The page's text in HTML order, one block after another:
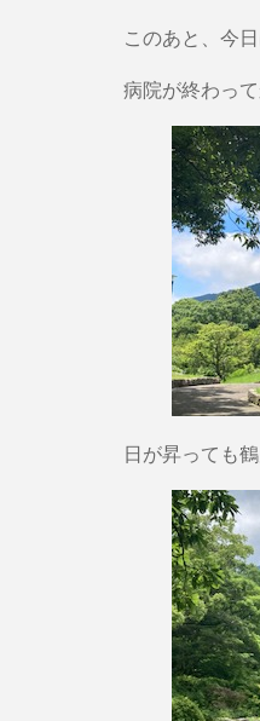
このあと、今
病院が終わっ
日が昇っても